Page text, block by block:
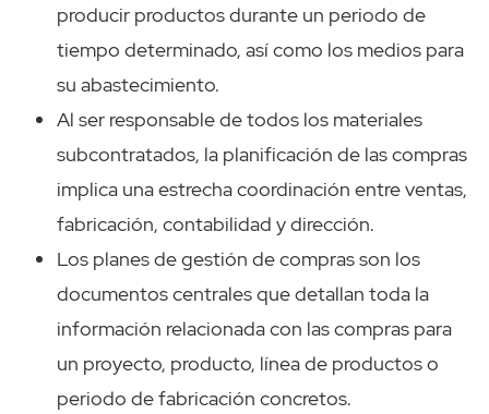
producir productos durante un periodo de
tiempo determinado, así como los medios para
su abastecimiento.
Al ser responsable de todos los materiales
subcontratados, la planificación de las compras
implica una estrecha coordinación entre ventas,
fabricación, contabilidad y dirección.
Los planes de gestión de compras son los
documentos centrales que detallan toda la
información relacionada con las compras para
un proyecto, producto, línea de productos o
periodo de fabricación concretos.